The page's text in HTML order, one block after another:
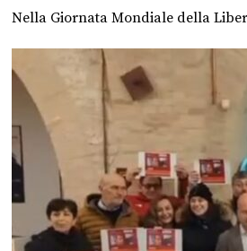
Nella Giornata Mondiale della